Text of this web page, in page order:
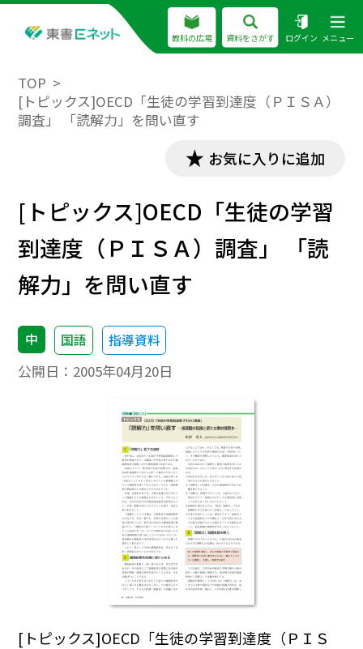
教科の広場 資料をさがす ログイン メニュー
TOP
[トピックス]OECD「生徒の学習到達度（ＰＩＳＡ）
調査」 「読解力」を問い直す
お気に入りに追加
[トピックス]OECD「生徒の学習
到達度（ＰＩＳＡ）調査」 「読
解力」を問い直す
中 国語 指導資料
公開日： 2005年04月20日
[トピックス]OECD「生徒の学習到達度（ＰＩＳ